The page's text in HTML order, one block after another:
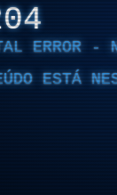
ERROR -
ESTÁ